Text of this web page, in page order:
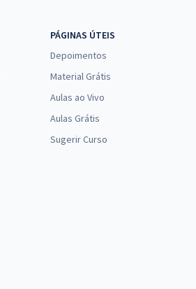
PÁGINAS ÚTEIS
Depoimentos
Material Grátis
Aulas ao Vivo
Aulas Grátis
Sugerir Curso